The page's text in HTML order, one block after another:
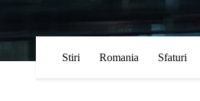
Stiri Romania Sfaturi